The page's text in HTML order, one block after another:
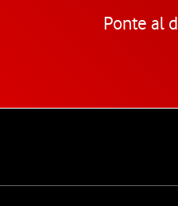
Ponte al
de Vodafone